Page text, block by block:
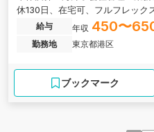
休130日、在宅可、フルフレック
給与 年収 450〜
勤務地
東京都港区
ブックマーク